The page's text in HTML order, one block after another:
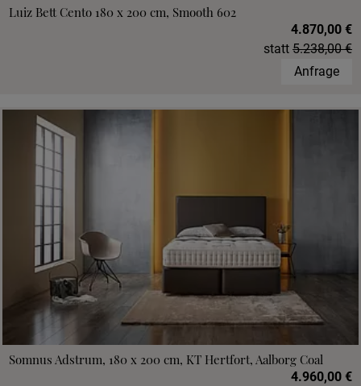
Luiz Bett Cento 180 x 200 cm, Smooth 602
4.870,00 €
statt 5.238,00 €
Anfrage
Somnus Adstrum, 180 x 200 cm, KT Hertfort, Aalborg Coal
4.960,00 €